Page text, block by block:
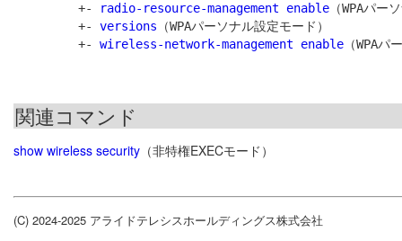
         +-
radio-resource-management enable （WPAパー
         +-
versions （WPAパーソナル設定モード）
         +-
wireless-network-management enable
関連コマンド
show wireless security （非特権EXECモード）
(C) 2024-2025 アライドテレシスホールディングス株式会社